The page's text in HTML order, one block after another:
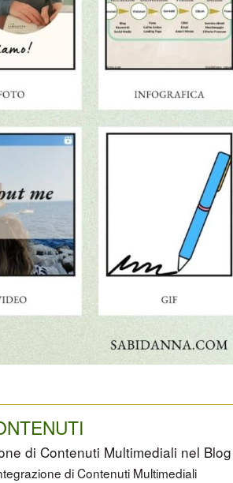
di Contenuti Multimediali nel
di Contenuti Multimediali